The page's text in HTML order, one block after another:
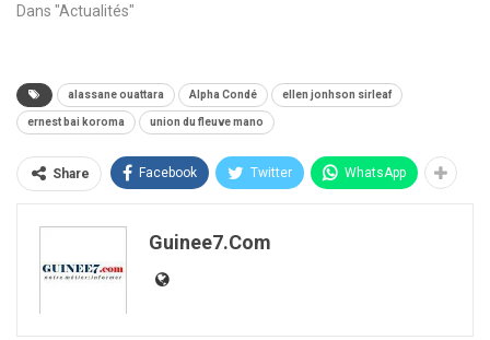
Dans "Actualités"
alassane ouattara Alpha Condé ellen jonhson sirleaf
ernest bai koroma union du fleuve mano
Share Facebook Twitter WhatsApp
Guinee7.com